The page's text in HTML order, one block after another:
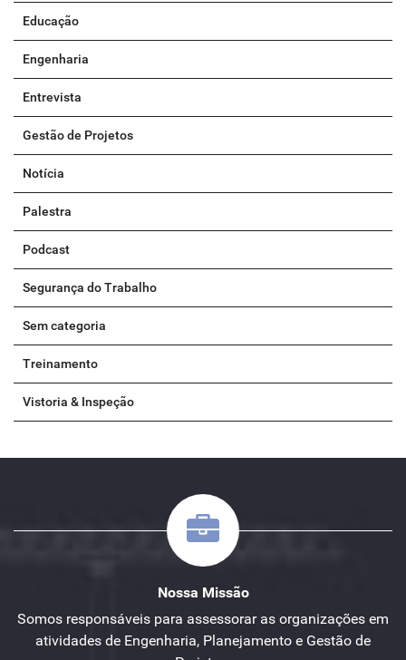
Educação
Engenharia
Entrevista
Gestão de Projetos
Notícia
Palestra
Podcast
Segurança do Trabalho
Sem categoria
Treinamento
Vistoria & Inspeção
Nossa Missão
Somos responsáveis para assessorar as organizações em
atividades de Engenharia, Planejamento e Gestão de